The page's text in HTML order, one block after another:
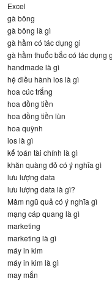
Excel
gà bông
gà bông là gì
gà hầm có tác dụng gi
gà hầm thuốc bắc có tác dụng
handmade là gì
hệ điều hành ios là gì
hoa cúc trắng
hoa đồng tiền
hoa đồng tiền lùn
hoa quỳnh
ios là gì
kế toán tài chính là gì
khăn quàng đỏ có ý nghĩa gì
lưu lượng data
lưu lượng data là gì?
Mâm ngũ quả có ý nghĩa gì
mạng cáp quang là gì
marketing
marketing là gì
máy in kim
máy in kim là gì
may mắn